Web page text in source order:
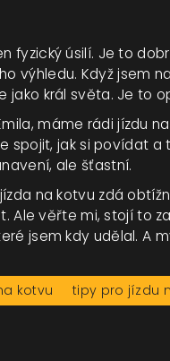
fyzický úsilí. Je to
výhledu. Když jsem
jako král světa. Je to
máme rádi jízdu
spojit, jak si povídat a
ale šťastní.
na kotvu zdá
Ale věřte mi, stojí to
jsem kdy udělal. A
kotvu tipy pro jízdu